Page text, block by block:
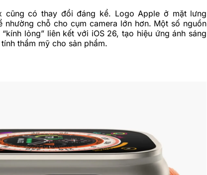
cũng có thay đổi đáng kể. Logo Apple ở mặt lưng
chỗ cho cụm camera lớn hơn. Một số nguồn
lỏng” liên kết với iOS 26, tạo hiệu ứng ánh sáng
thẩm mỹ cho sản phẩm.